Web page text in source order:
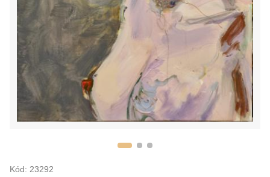
Kód: 23292